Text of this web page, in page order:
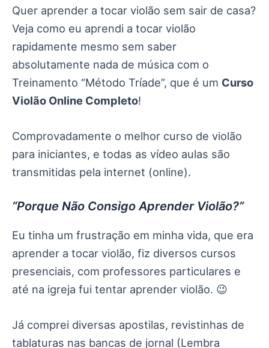
Quer aprender a tocar violão sem sair de casa?
Veja como eu aprendi a tocar violão
rapidamente mesmo sem saber
absolutamente nada de música com o
Treinamento “Método Tríade”, que é um Curso
Violão Online Completo!
Comprovadamente o melhor curso de violão
para iniciantes, e todas as vídeo aulas são
transmitidas pela internet (online).
“Porque Não Consigo Aprender Violão?”
Eu tinha um frustração em minha vida, que era
aprender a tocar violão, fiz diversos cursos
presenciais, com professores particulares e
até na igreja fui tentar aprender violão. 😉
Já comprei diversas apostilas, revistinhas de
tablaturas nas bancas de jornal (Lembra